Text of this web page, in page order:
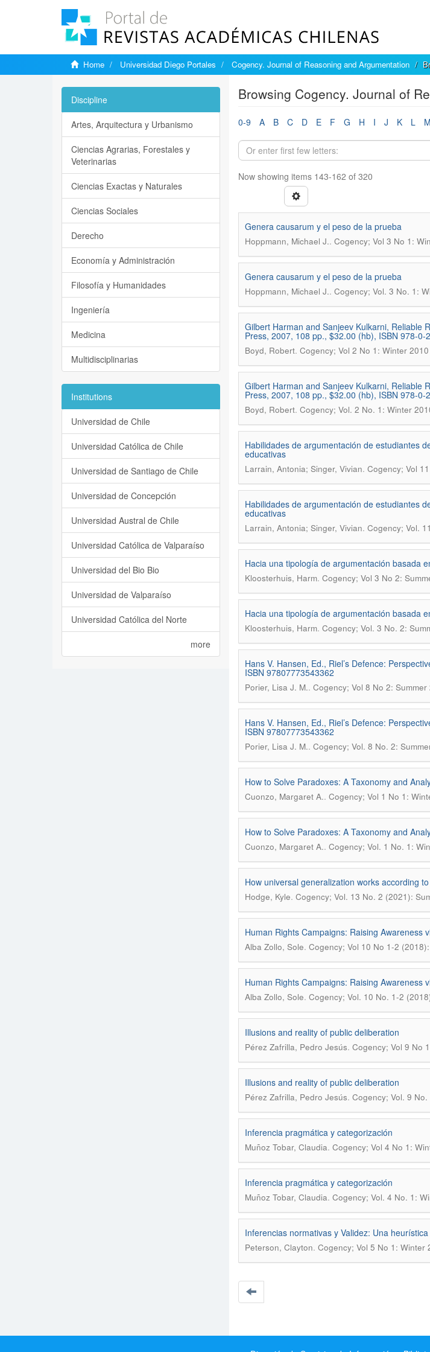
Home Universidad Diego Portales Cogency. Journal of Reasoning and Argumentation
Browsing Cogency. Journal of
0-9 A B C D E F G H I J K L M
Now showing items 143-162 of 320
Genera causarum y el peso de la prueba
Hoppmann, Michael J.. Cogency; Vol 3 No 1:
Genera causarum y el peso de la prueba
Hoppmann, Michael J.. Cogency; Vol. 3 No. 1:
Gilbert Harman and Sanjeev Kulkarni, Reliable
Press, 2007, 108 pp., $32.00 (hb), ISBN 978-0-
Boyd, Robert. Cogency; Vol 2 No 1: Winter 2010
Gilbert Harman and Sanjeev Kulkarni, Reliable
Press, 2007, 108 pp., $32.00 (hb), ISBN 978-0-
Boyd, Robert. Cogency; Vol. 2 No. 1: Winter
Habilidades de argumentación de estudiantes
educativas
Larrain, Antonia; Singer, Vivian. Cogency; Vol
Habilidades de argumentación de estudiantes
educativas
Larrain, Antonia; Singer, Vivian. Cogency; Vol.
Hacia una tipología de argumentación basada
Kloosterhuis, Harm. Cogency; Vol 3 No 2:
Hacia una tipología de argumentación basada
Kloosterhuis, Harm. Cogency; Vol. 3 No. 2:
Hans V. Hansen, Ed., Riel’s Defence:
ISBN 97807773543362
Porier, Lisa J. M.. Cogency; Vol 8 No 2:
Hans V. Hansen, Ed., Riel’s Defence:
ISBN 97807773543362
Porier, Lisa J. M.. Cogency; Vol. 8 No. 2:
How to Solve Paradoxes: A Taxonomy and
Cuonzo, Margaret A.. Cogency; Vol 1 No 1:
How to Solve Paradoxes: A Taxonomy and
Cuonzo, Margaret A.. Cogency; Vol. 1 No. 1:
How universal generalization works according
Hodge, Kyle. Cogency; Vol. 13 No. 2 (2021):
Human Rights Campaigns: Raising Awareness
Alba Zollo, Sole. Cogency; Vol 10 No 1-2
Human Rights Campaigns: Raising Awareness
Alba Zollo, Sole. Cogency; Vol. 10 No. 1-2
Illusions and reality of public deliberation
Pérez Zafrilla, Pedro Jesús. Cogency; Vol 9 No
Illusions and reality of public deliberation
Pérez Zafrilla, Pedro Jesús. Cogency; Vol. 9
Inferencia pragmática y categorización
Muñoz Tobar, Claudia. Cogency; Vol 4 No 1:
Inferencia pragmática y categorización
Muñoz Tobar, Claudia. Cogency; Vol. 4 No. 1:
Inferencias normativas y Validez: Una heurística
Peterson, Clayton. Cogency; Vol 5 No 1: Winter
Discipline
Artes, Arquitectura y Urbanismo
Ciencias Agrarias, Forestales y
Veterinarias
Ciencias Exactas y Naturales
Ciencias Sociales
Derecho
Economía y Administración
Filosofía y Humanidades
Ingeniería
Medicina
Multidisciplinarias
Institutions
Universidad de Chile
Universidad Católica de Chile
Universidad de Santiago de Chile
Universidad de Concepción
Universidad Austral de Chile
Universidad Católica de Valparaíso
Universidad del Bio Bio
Universidad de Valparaíso
Universidad Católica del Norte
more